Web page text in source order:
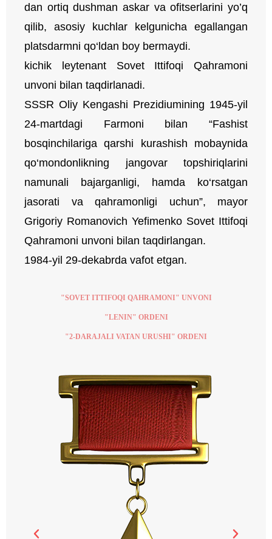
dan ortiq dushman askar va ofitserlarini yo’q
qilib, asosiy kuchlar kelgunicha egallangan
platsdarmni qo‘ldan boy bermaydi.
kichik leytenant Sovet Ittifoqi Qahramoni
unvoni bilan taqdirlanadi.
SSSR Oliy Kengashi Prezidiumining 1945-yil
24-martdagi Farmoni bilan “Fashist
bosqinchilariga qarshi kurashish mobaynida
qo‘mondonlikning jangovar topshiriqlarini
namunali bajarganligi, hamda ko‘rsatgan
jasorati va qahramonligi uchun”, mayor
Grigoriy Romanovich Yefimenko Sovet Ittifoqi
Qahramoni unvoni bilan taqdirlangan.
1984-yil 29-dekabrda vafot etgan.
"SOVET ITTIFOQI QAHRAMONI" UNVONI
"LENIN" ORDENI
"2-DARAJALI VATAN URUSHI" ORDENI